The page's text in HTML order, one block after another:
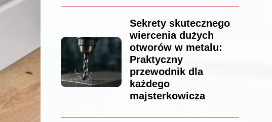
Sekrety skutecznego
wiercenia dużych
otworów w metalu:
Praktyczny
przewodnik dla
każdego
majsterkowicza